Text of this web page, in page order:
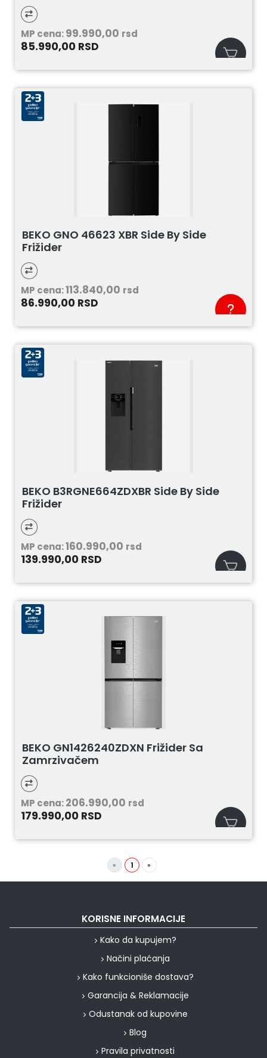
MP cena:99.990,00 rsd
85.990,00 RSD
BEKO GNO 46623 XBR Side By Side
Frižider
MP cena:113.840,00 rsd
86.990,00 RSD
BEKO B3RGNE664ZDXBR Side By Side
Frižider
MP cena:160.990,00 rsd
139.990,00 RSD
BEKO GN1426240ZDXN Frižider Sa
Zamrzivačem
MP cena:206.990,00 rsd
179.990,00 RSD
« 1 »
KORISNE INFORMACIJE
Kako da kupujem?
Načini plaćanja
Kako funkcioniše dostava?
Garancija & Reklamacije
Odustanak od kupovine
Blog
Pravila privatnosti